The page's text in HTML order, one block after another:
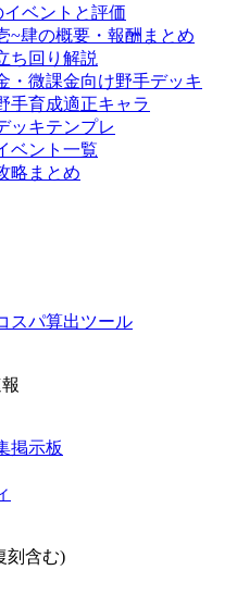
ベントと評価
~肆の概要・報酬まとめ
ち回り解説
・微課金向け野手デッキ
手育成適正キャラ
ッキテンプレ
ベント一覧
略まとめ
スパ算出ツール
掲示板
刻含む)